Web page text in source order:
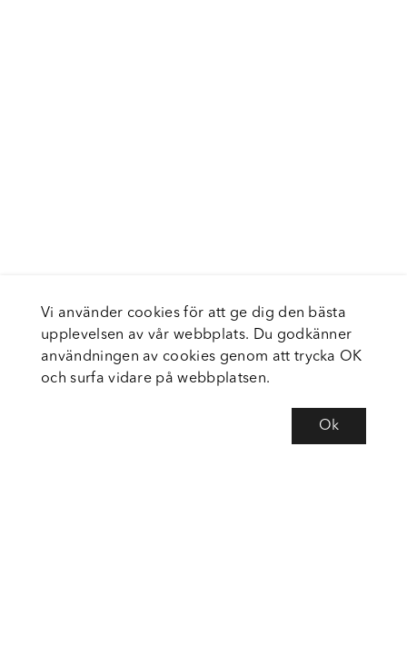
Vi använder cookies för att ge dig den bästa
upplevelsen av vår webbplats. Du godkänner
användningen av cookies genom att trycka OK
och surfa vidare på webbplatsen.
Ok